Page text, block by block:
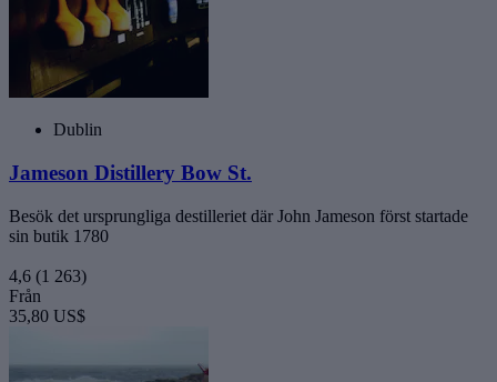
Dublin
Jameson Distillery Bow St.
Besök det ursprungliga destilleriet där John Jameson först startade
sin butik 1780
4,6 (1 263)
Från
35,80 US$